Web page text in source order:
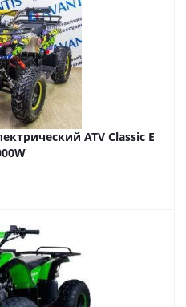
ATV Classic E